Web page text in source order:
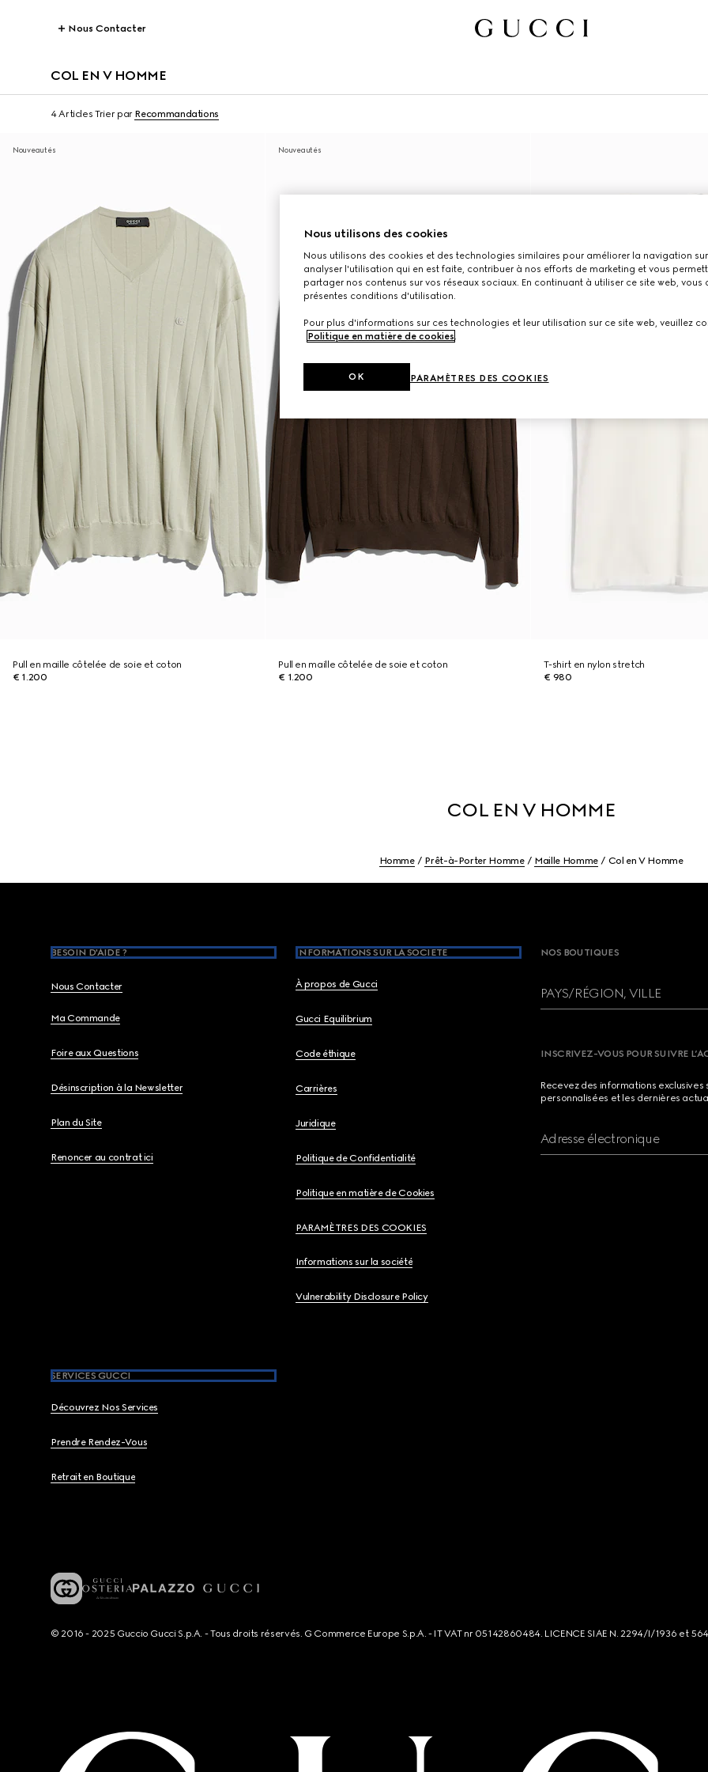
Nous Contacter
COL EN V HOMME
4 Articles Trier par Recommandations
Nouveautés
Pull en maille côtelée de soie et coton
€ 1.200
Nouveautés
Pull en maille côtelée de soie et coton
€ 1.200
T-shirt en nylon stretch
€ 980
COL EN V HOMME
Homme Prêt-à-Porter Homme Maille Homme Col en V Homme
BESOIN D'AIDE ?
Nous Contacter
Ma Commande
Foire aux Questions
Désinscription à la Newsletter
Plan du Site
Renoncer au contrat ici
INFORMATIONS SUR LA SOCIETE
À propos de Gucci
Gucci Equilibrium
Code éthique
Carrières
Juridique
Politique de Confidentialité
Politique en matière de Cookies
PARAMÈTRES DES COOKIES
Informations sur la société
Vulnerability Disclosure Policy
SERVICES GUCCI
Découvrez Nos Services
Prendre Rendez-Vous
Retrait en Boutique
NOS BOUTIQUES
PAYS/RÉGION, VILLE
INSCRIVEZ-VOUS POUR SUIVRE
Recevez des informations
personnalisées et les dernières
Adresse électronique
© 2016 - 2025 Guccio Gucci S.p.A. - Tous droits réservés. G Commerce Europe S.p.A. - IT VAT nr 05142860484. LICENCE SIAE N. 2294/I/1936 et
Nous utilisons des cookies
Nous utilisons des cookies et des technologies similaires pour améliorer la navigation sur
analyser l'utilisation qui en est faite, contribuer à nos efforts de marketing et vous
partager nos contenus sur vos réseaux sociaux. En continuant à utiliser ce site web, vous
présentes conditions d'utilisation.
Pour plus d'informations sur ces technologies et leur utilisation sur ce site web, veuillez
Politique en matière de cookies.
PARAMÈTRES DES COOKIES
OK